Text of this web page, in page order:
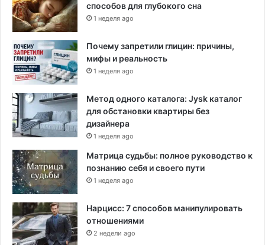
способов для глубокого сна
1 неделя ago
Почему запретили глицин: причины,
мифы и реальность
1 неделя ago
Метод одного каталога: Jysk каталог
для обстановки квартиры без
дизайнера
1 неделя ago
Матрица судьбы: полное руководство к
познанию себя и своего пути
1 неделя ago
Нарцисс: 7 способов манипулировать
отношениями
2 недели ago